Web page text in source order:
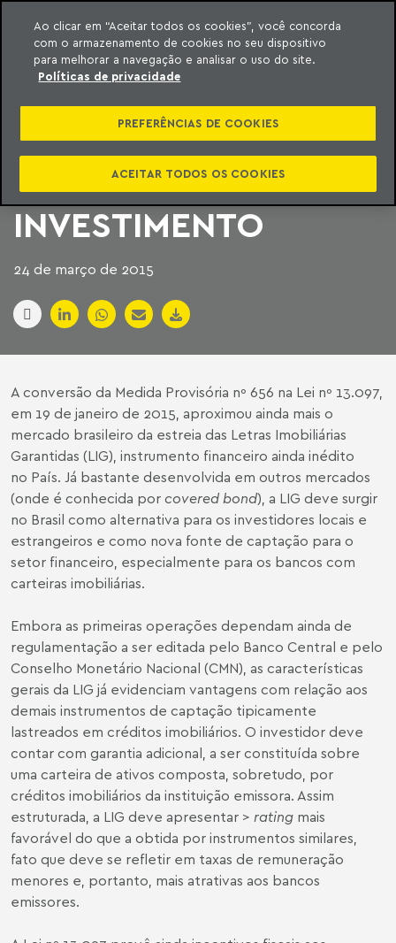
o conteúdo
Machado Meyer
NOVO INSTRUMENTO
DE FUNDING; NOVA
ALTERNATIVA DE
INVESTIMENTO
24 de março de 2015
A conversão da Medida Provisória nº 656 na Lei nº 13.097,
em 19 de janeiro de 2015, aproximou ainda mais o
mercado brasileiro da estreia das Letras Imobiliárias
Garantidas (LIG), instrumento financeiro ainda inédito
no País. Já bastante desenvolvida em outros mercados
(onde é conhecida por covered bond), a LIG deve surgir
no Brasil como alternativa para os investidores locais e
estrangeiros e como nova fonte de captação para o
setor financeiro, especialmente para os bancos com
carteiras imobiliárias.
Embora as primeiras operações dependam ainda de
regulamentação a ser editada pelo Banco Central e pelo
Conselho Monetário Nacional (CMN), as características
gerais da LIG já evidenciam vantagens com relação aos
demais instrumentos de captação tipicamente
lastreados em créditos imobiliários. O investidor deve
contar com garantia adicional, a ser constituída sobre
uma carteira de ativos composta, sobretudo, por
créditos imobiliários da instituição emissora. Assim
estruturada, a LIG deve apresentar > rating mais
favorável do que a obtida por instrumentos similares,
fato que deve se refletir em taxas de remuneração
menores e, portanto, mais atrativas aos bancos
emissores.
Ao clicar em “Aceitar todos os cookies”, você concorda
com o armazenamento de cookies no seu dispositivo
para melhorar a navegação e analisar o uso do site.
Políticas de privacidade
PREFERÊNCIAS DE COOKIES
ACEITAR TODOS OS COOKIES